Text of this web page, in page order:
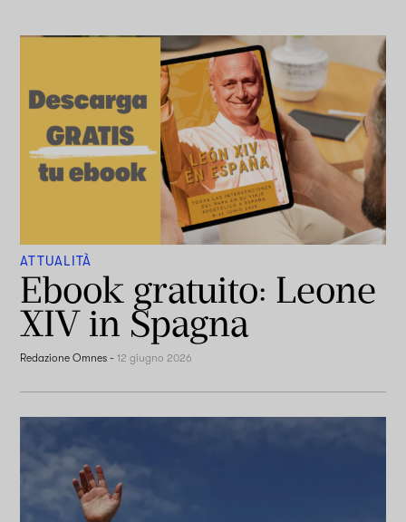
ATTUALITÀ
Ebook gratuito: Leone
XIV in Spagna
Redazione Omnes -12 giugno 2026